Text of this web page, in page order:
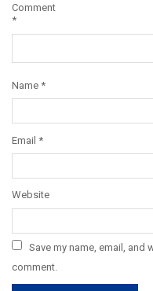
Comment
*
Name *
Email *
Website
Save my name, email, and
comment.